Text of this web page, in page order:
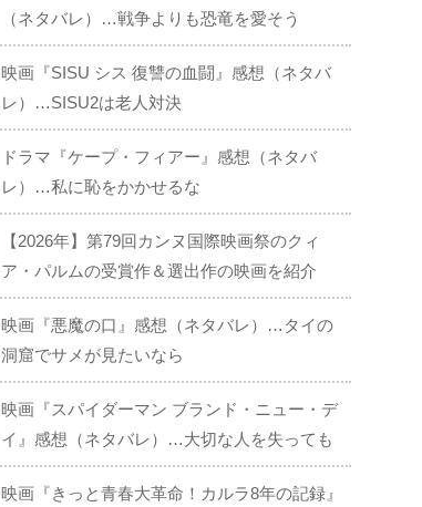
（ネタバレ）…戦争よりも恐竜を愛そう
映画『SISU シス 復讐の血闘』感想（ネタバ
レ）…SISU2は老人対決
ドラマ『ケープ・フィアー』感想（ネタバ
レ）…私に恥をかかせるな
【2026年】第79回カンヌ国際映画祭のクィ
ア・パルムの受賞作＆選出作の映画を紹介
映画『悪魔の口』感想（ネタバレ）…タイの
洞窟でサメが見たいなら
映画『スパイダーマン ブランド・ニュー・デ
イ』感想（ネタバレ）…大切な人を失っても
映画『きっと青春大革命！カルラ8年の記録』